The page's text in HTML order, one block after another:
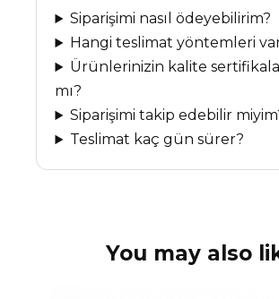
Siparişimi nasıl ödeyebilirim?
Hangi teslimat yöntemleri
Ürünlerinizin kalite
mı?
Siparişimi takip edebilir
Teslimat kaç gün sürer?
You may also